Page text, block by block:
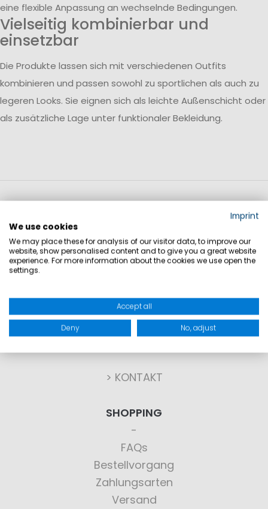
eine flexible Anpassung an wechselnde Bedingungen.
Vielseitig kombinierbar und
einsetzbar
Die Produkte lassen sich mit verschiedenen Outfits
kombinieren und passen sowohl zu sportlichen als auch zu
legeren Looks. Sie eignen sich als leichte Außenschicht oder
als zusätzliche Lage unter funktionaler Bekleidung.
Sie haben Fragen?
> KONTAKT
SHOPPING
FAQs
Bestellvorgang
Zahlungsarten
Versand
Imprint
We use cookies
We may place these for analysis of our visitor data, to improve our
website, show personalised content and to give you a great website
experience. For more information about the cookies we use open the
settings.
Accept all
Deny No, adjust